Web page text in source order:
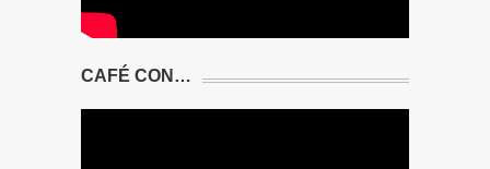
CAFÉ CON…